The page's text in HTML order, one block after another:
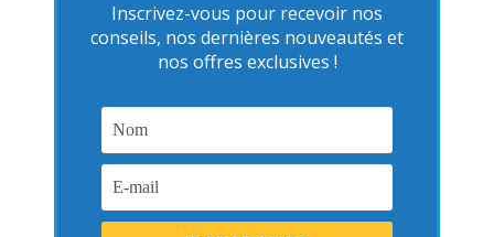
Inscrivez-vous pour recevoir nos
conseils, nos dernières nouveautés et
nos offres exclusives !